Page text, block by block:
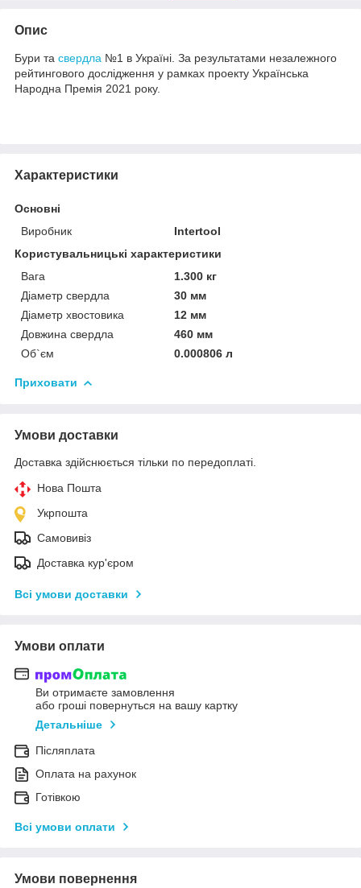
Опис
Бури та свердла №1 в Україні. За результатами незалежного
рейтингового дослідження у рамках проекту Українська
Народна Премія 2021 року.
Характеристики
Основні
Виробник
Intertool
Користувальницькі характеристики
Вага
1.300 кг
Діаметр свердла
30 мм
Діаметр хвостовика
12 мм
Довжина свердла
460 мм
Об`єм
0.000806 л
Приховати
Умови доставки
Доставка здійснюється тільки по передоплаті.
Нова Пошта
Укрпошта
Самовивіз
Доставка кур'єром
Всі умови доставки
Умови оплати
Ви отримаєте замовлення
або гроші повернуться на вашу картку
Детальніше
Післяплата
Оплата на рахунок
Готівкою
Всі умови оплати
Умови повернення